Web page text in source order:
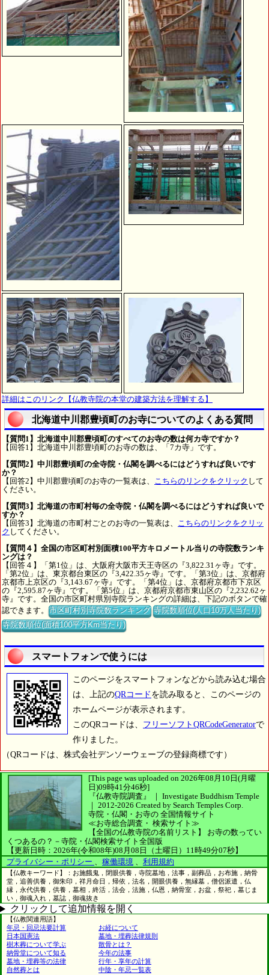
詳細はこのリンク【仏教寺院の本堂の建築方法を理解する】
北海道中川郡豊頃町のお寺についてのよくある質問
【質問1】北海道中川郡豊頃町のすべてのお寺の数は何カ寺ですか？
【回答1】北海道中川郡豊頃町のお寺の数は、「7カ寺」です。
【質問2】中川郡豊頃町の全寺院・仏閣を調べるにはどうすれば良いです
か？
【回答2】中川郡豊頃町のお寺の一覧表は、 こちらのリンクをクリック して
ください。
【質問3】北海道の市町村毎の全寺院・仏閣を調べるにはどうすれば良いで
すか？
【回答3】北海道の市町村ごとのお寺の一覧表は、 こちらのリンクをクリッ
ク してください。
【質問４】全国の市区町村別面積100平方キロメートル当りの寺院数ランキ
ングは？
【回答４】「第1位」は、大阪府大阪市天王寺区の『3,822.31ヶ寺』です。
「第2位」は、東京都台東区の『3,422.35ヶ寺』です。「第3位」は、京都府
京都市上京区の『3,143.67ヶ寺』です。「第4位」は、京都府京都市下京区
の『2,595.87ヶ寺』です。「第5位」は、京都府京都市東山区の『2,232.62ヶ
寺』です。全国の市区町村県別寺院ランキングの詳細は、下記のボタンで確
認できます。市区町村別寺院数ランキング 寺院数順位(人口10万人当たり)
寺院数順位(面積100平方Km当たり)
スマートフォンで使うには
このページをスマートフォンなどから読み込む場合
は、上記のQRコード を読み取ると、このページの
ホームページが表示されます。
このQRコードは、 フリーソフトQRCodeGeneratorで
作りました。
（QRコードは、株式会社デンソーウェーブの登録商標です）
[This page was uploaded on 2026年08月10日(月曜
日)09時41分46秒]
『仏教寺院調査』 ｜ Investigate Buddhism Temple
｜ 2012-2026 Created by Search Temples Corp.
寺院・仏閣・お寺の 全国情報サイト
≪お寺総合調査・ 検索サイト≫
【全国の仏教寺院の名前リスト】
お寺の数ってい
くつあるの？－寺院・仏閣検索サイト全国版
【更新日時：2026年(令和08年)08月08日（土曜日）11時49分07秒】
プライバシー・ポリシー 、 稼働環境 、 利用規約
【仏教キーワード】：お施餓鬼，閉眼供養，寺院墓地，法事，副葬品，お布施，納骨
堂，追善供養，御朱印，祥月命日，帰依，法名，開眼供養，無縁墓，僧侶派遣，仏
縁，永代供養，供養，墓相，終活，法会，法施，仏恩，納骨室，お盆，祭祀，墓じま
い，御魂入れ，墓誌，御魂抜き
クリックして追加情報を開く
【仏教関連用語】
年忌・回忌法要計算
お経について
日本国憲法
墓地・埋葬法律規則
樹木葬について学ぶ
散骨とは？
納骨堂について知る
今年の法事
墓地・埋葬等の法律
行年・享年の計算
自然葬とは
中陰・年忌一覧表